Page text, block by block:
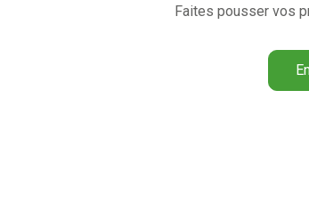
Faites pousser vos